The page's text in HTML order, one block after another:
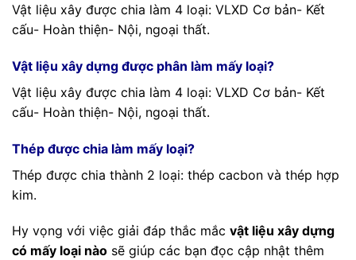
Vật liệu xây được chia làm 4 loại: VLXD Cơ bản- Kết
cấu- Hoàn thiện- Nội, ngoại thất.
Vật liệu xây dựng được phân làm mấy loại?
Vật liệu xây được chia làm 4 loại: VLXD Cơ bản- Kết
cấu- Hoàn thiện- Nội, ngoại thất.
Thép được chia làm mấy loại?
Thép được chia thành 2 loại: thép cacbon và thép hợp
kim.
Hy vọng với việc giải đáp thắc mắc vật liệu xây dựng
có mấy loại nào sẽ giúp các bạn đọc cập nhật thêm